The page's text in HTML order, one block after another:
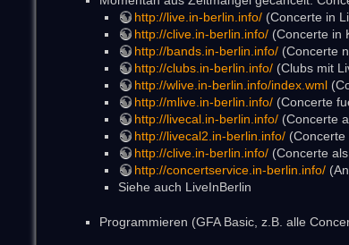
http://live.in-berlin.info/ (Concerte in
http://clive.in-berlin.info/ (Concerte in
http://bands.in-berlin.info/ (Concerte
http://clubs.in-berlin.info/ (Clubs mit
http://wlive.in-berlin.info/index.wml
http://mlive.in-berlin.info/ (Concerte
http://livecal.in-berlin.info/ (Concerte
http://livecal2.in-berlin.info/
http://clive.in-berlin.info/ (Concerte
http://concertservice.in-berlin.info/
Siehe auch LiveInBerlin
Programmieren (GFA Basic, z.B. alle